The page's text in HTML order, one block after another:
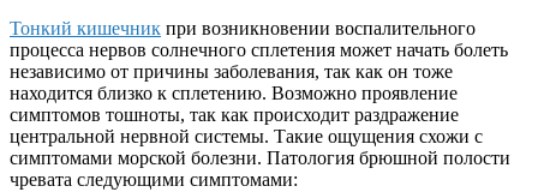
Тонкий кишечник при возникновении воспалительного
процесса нервов солнечного сплетения может начать болеть
независимо от причины заболевания, так как он тоже
находится близко к сплетению. Возможно проявление
симптомов тошноты, так как происходит раздражение
центральной нервной системы. Такие ощущения схожи с
симптомами морской болезни. Патология брюшной полости
чревата следующими симптомами: